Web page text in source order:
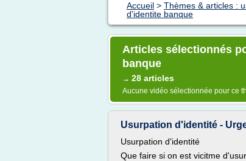
Accueil > Thèmes & articles :
d'identite banque
Articles sélectionnés
banque
→ 28 articles
Aucune vidéo sélectionnée pour ce
Usurpation d'identité -
Usurpation d'identité
Que faire si on est vicitme